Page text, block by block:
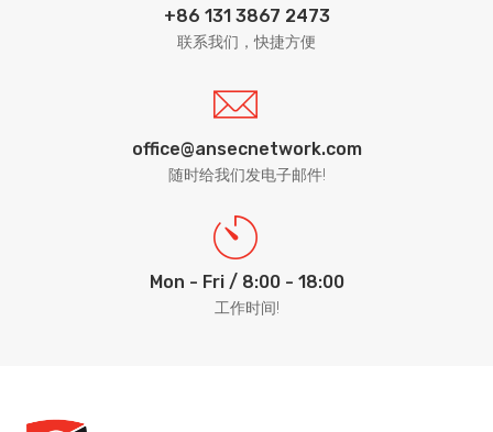
+86 131 3867 2473
联系我们，快捷方便
office@ansecnetwork.com
随时给我们发电子邮件!
Mon - Fri / 8:00 - 18:00
工作时间!